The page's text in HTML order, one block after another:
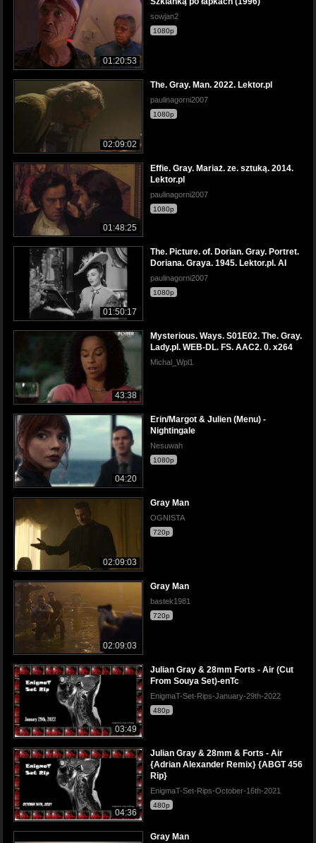
01:20:53
sowjan2
1080p
02:09:02
The. Gray. Man. 2022. Lektor.pl
paulinagorni2007
1080p
01:48:25
Effie. Gray. Mariaż. ze. sztuką. 2014.
Lektor.pl
paulinagorni2007
1080p
01:50:17
The. Picture. of. Dorian. Gray. Portret.
Doriana. Graya. 1945. Lektor.pl. AI
paulinagorni2007
1080p
43:38
Mysterious. Ways. S01E02. The. Gray.
Lady.pl. WEB-DL. FS. AAC2. 0. x264
Michal_Wpl1
04:20
Erin/Margot & Julien (Menu) -
Nightingale
Nesuwah
1080p
02:09:03
Gray Man
OGNISTA
720p
02:09:03
Gray Man
bastek1981
720p
03:49
Julian Gray & 28mm Forts - Air (Cut
From Souya Set)-enTc
EnigmaT-Set-Rips-January-29th-2022
480p
04:36
Julian Gray & 28mm & Forts - Air
{Adrian Alexander Remix} {ABGT 456
Rip}
EnigmaT-Set-Rips-October-16th-2021
480p
Gray Man